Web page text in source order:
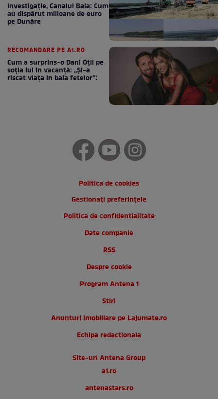
Investigație, Canalul Bala: Cum
au dispărut milioane de euro
pe Dunăre
RECOMANDARE PE A1.RO
Cum a surprins-o Dani Oțil pe
soția lui în vacanță: „Și-a
riscat viața în baia fetelor”:
Politica de cookies
Gestionați preferințele
Politica de confidentialitate
Date companie
RSS
Despre cookie
Program Antena 1
Stiri
Anunturi imobiliare pe Lajumate.ro
Echipa redactionala
Site-uri Antena Group
a1.ro
antenastars.ro